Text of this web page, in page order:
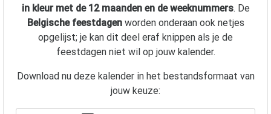
in kleur met de 12 maanden en de weeknummers. De
Belgische feestdagenworden onderaan ook netjes
opgelijst; je kan dit deel eraf knippen als je de
feestdagen niet wil op jouw kalender.
Download nu deze kalender in het bestandsformaat van
jouw keuze: